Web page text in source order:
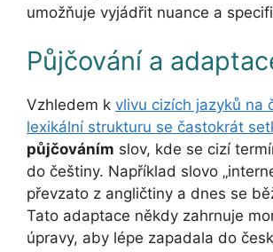
umožňuje vyjádřit nuance a
Půjčování a
Vzhledem k vlivu cizích jazyků na
lexikální strukturu se častokrát
půjčováním slov, kde se cizí
do češtiny. Například slovo
převzato z angličtiny a dnes se
Tato adaptace někdy zahrnuje
úpravy, aby lépe zapadala do